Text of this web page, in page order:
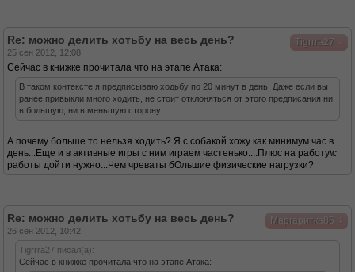
Tigrrra27
Re: можно делить хотьбу на весь день?
25 сен 2012, 12:08
Сейчас в книжке прочитала что на этапе Атака:
В таком контексте я предписываю ходьбу по 20 минут в день. Даже если вы
ранее привыкли много ходить, не стоит отклоняться от этого предписания ни
в большую, ни в меньшую сторону
А почему больше то нельзя ходить? Я с собакой хожу как минимум час в
день...Еще и в активные игры с ним играем частенько....Плюс на работу\с
работы дойти нужно...Чем чреваты бОльшие физические нагрузки?
Маргаритка86
Re: можно делить хотьбу на весь день?
26 сен 2012, 10:42
Tigrrra27 писал(а):
Сейчас в книжке прочитала что на этапе Атака: